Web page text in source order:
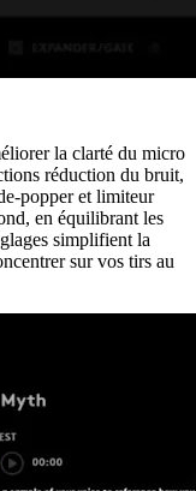
la clarté du micro
réduction du bruit,
popper et limiteur
en équilibrant les
simplifient la
sur vos tirs au